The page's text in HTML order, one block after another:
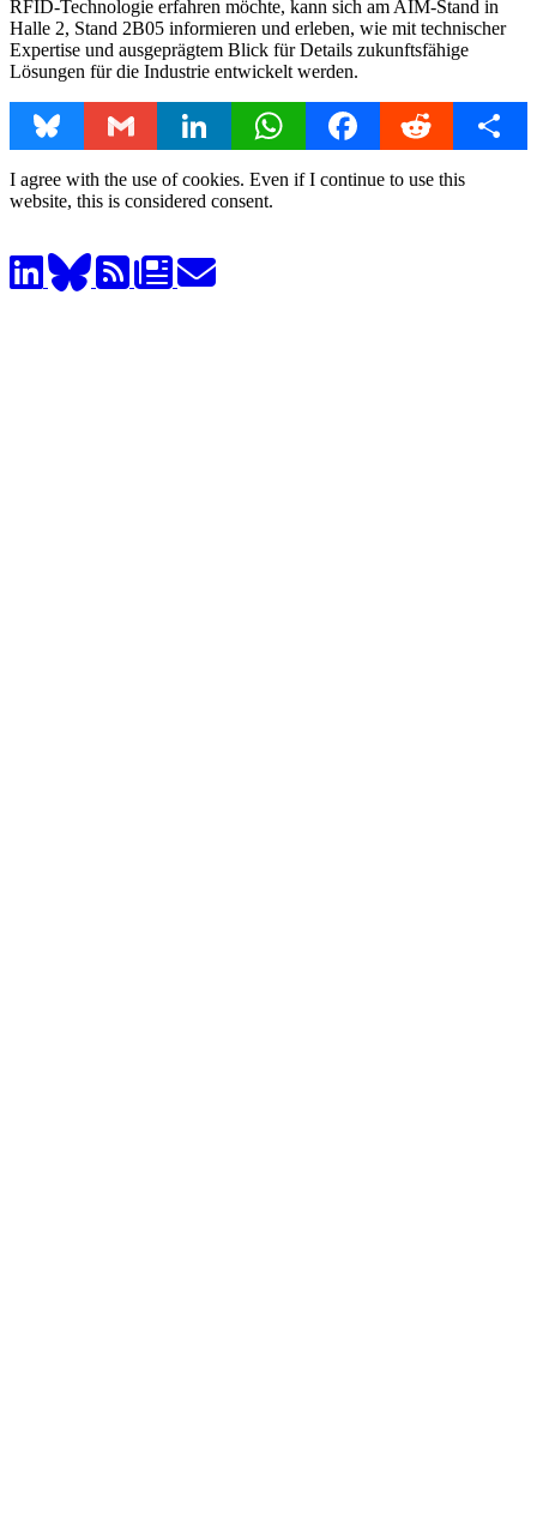
RFID-Technologie erfahren möchte, kann sich am AIM-Stand in
Halle 2, Stand 2B05 informieren und erleben, wie mit technischer
Expertise und ausgeprägtem Blick für Details zukunftsfähige
Lösungen für die Industrie entwickelt werden.
Bluesky Gmail LinkedIn WhatsAppFacebookReddit Share
I agree with the use of cookies. Even if I continue to use this
website, this is considered consent.